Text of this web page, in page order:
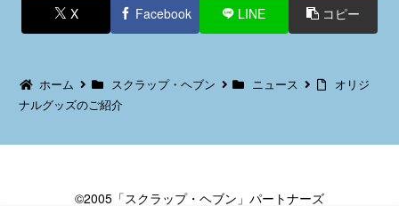
X Facebook LINE コピー
ホーム スクラップ・ヘブン ニュース
オリジ
ナルグッズのご紹介
©2005「スクラップ・ヘブン」パートナーズ